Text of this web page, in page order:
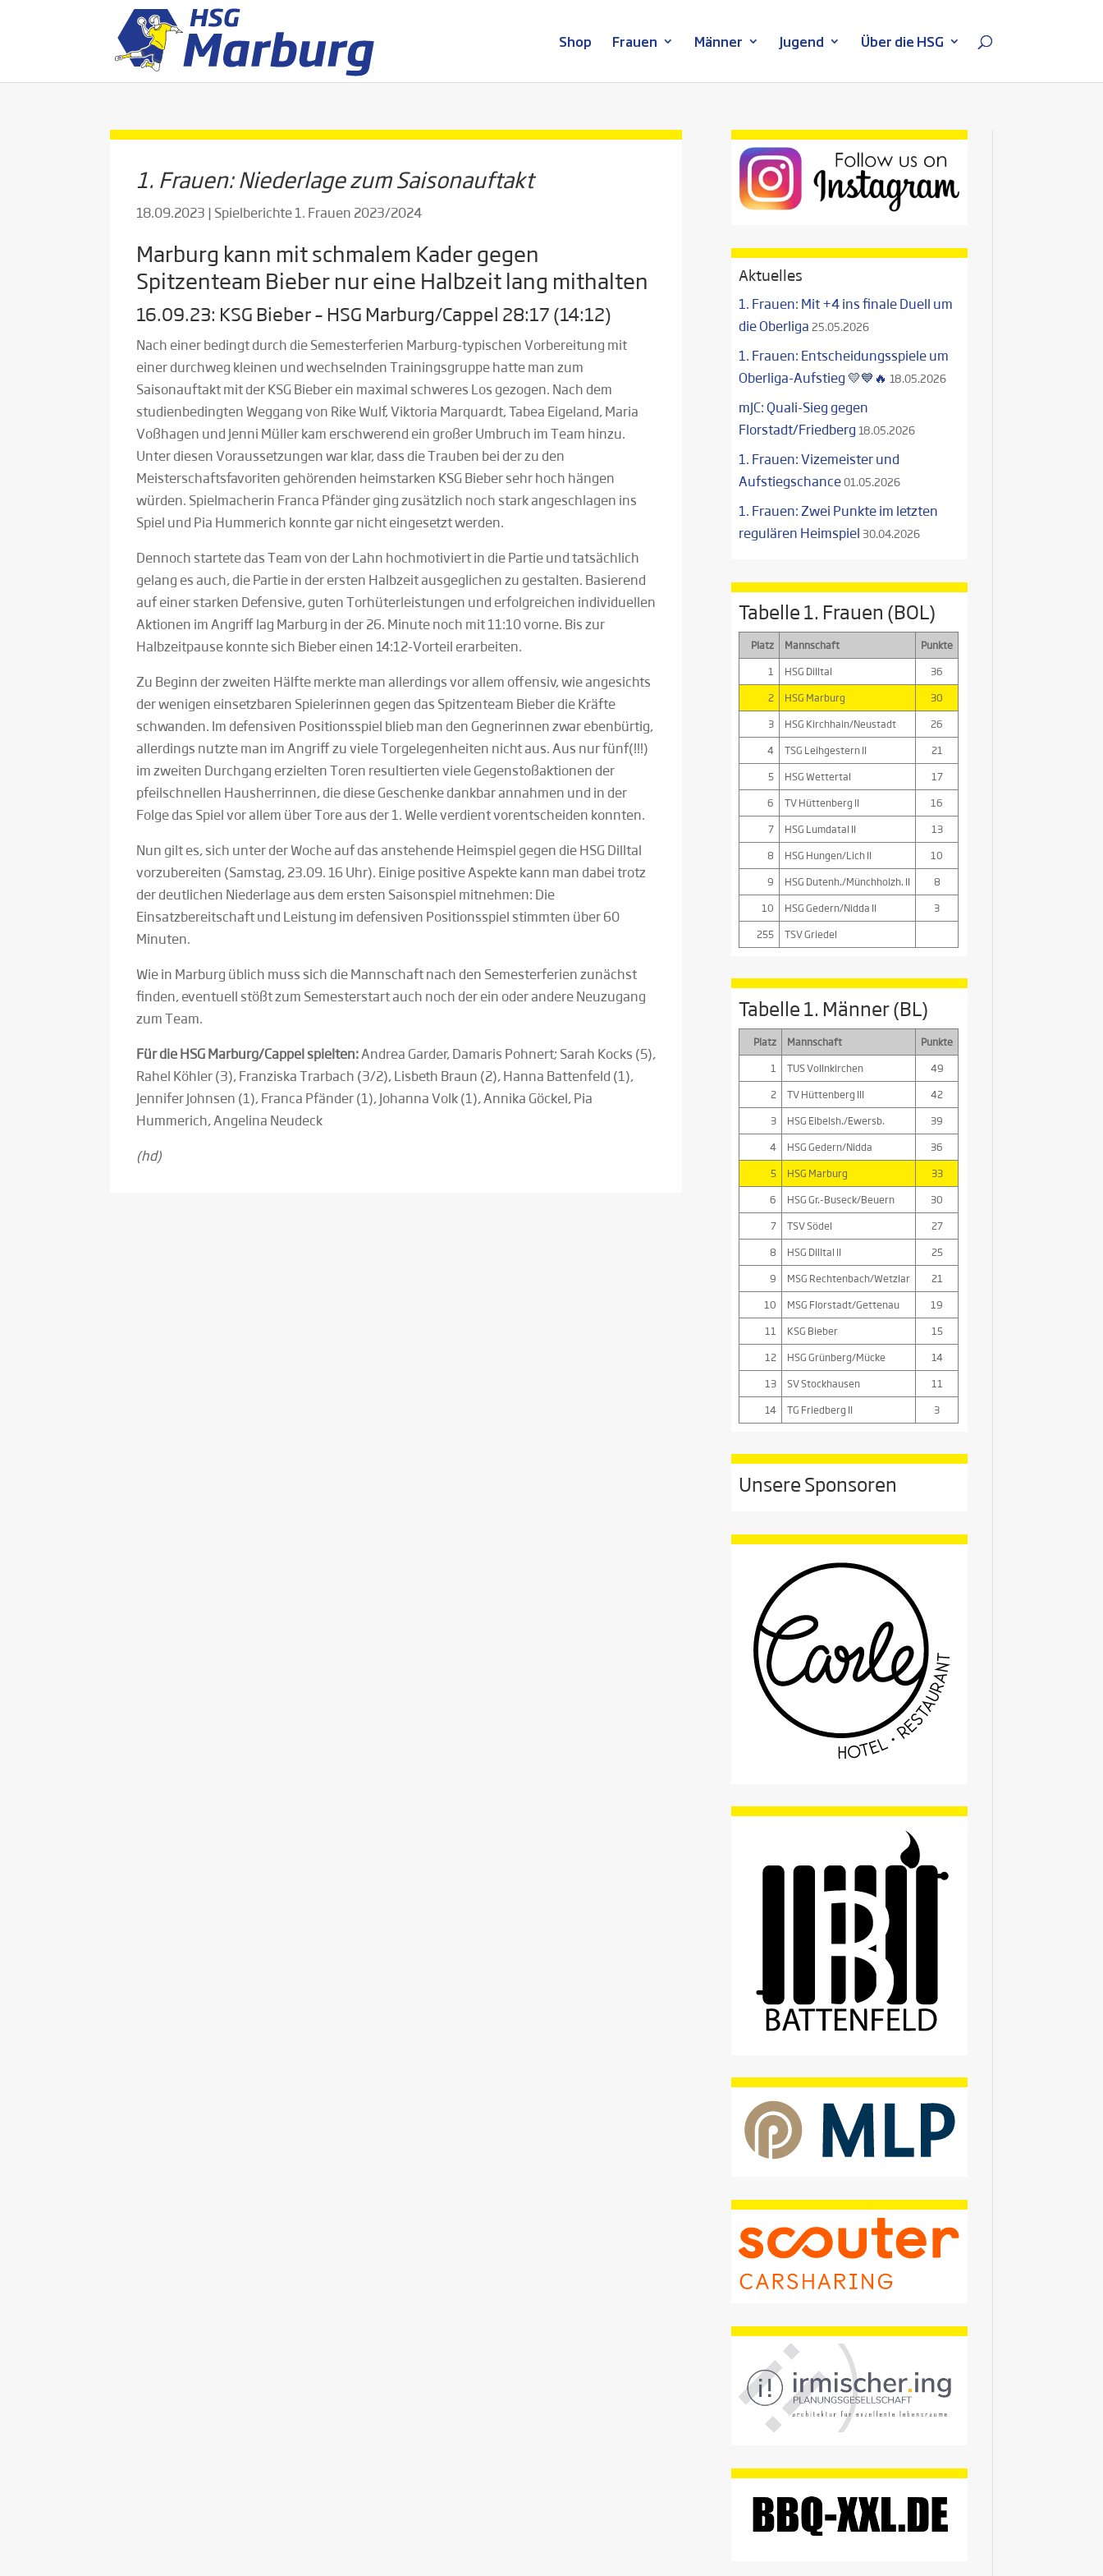
Shop Frauen Männer Jugend Über die HSG
1. Frauen: Niederlage zum Saisonauftakt
18.09.2023 | Spielberichte 1. Frauen 2023/2024
Marburg kann mit schmalem Kader gegen
Spitzenteam Bieber nur eine Halbzeit lang mithalten
16.09.23: KSG Bieber – HSG Marburg/Cappel 28:17 (14:12)
Nach einer bedingt durch die Semesterferien Marburg-typischen Vorbereitung mit
einer durchweg kleinen und wechselnden Trainingsgruppe hatte man zum
Saisonauftakt mit der KSG Bieber ein maximal schweres Los gezogen. Nach dem
studienbedingten Weggang von Rike Wulf, Viktoria Marquardt, Tabea Eigeland, Maria
Voßhagen und Jenni Müller kam erschwerend ein großer Umbruch im Team hinzu.
Unter diesen Voraussetzungen war klar, dass die Trauben bei der zu den
Meisterschaftsfavoriten gehörenden heimstarken KSG Bieber sehr hoch hängen
würden. Spielmacherin Franca Pfänder ging zusätzlich noch stark angeschlagen ins
Spiel und Pia Hummerich konnte gar nicht eingesetzt werden.
Dennoch startete das Team von der Lahn hochmotiviert in die Partie und tatsächlich
gelang es auch, die Partie in der ersten Halbzeit ausgeglichen zu gestalten. Basierend
auf einer starken Defensive, guten Torhüterleistungen und erfolgreichen individuellen
Aktionen im Angriff lag Marburg in der 26. Minute noch mit 11:10 vorne. Bis zur
Halbzeitpause konnte sich Bieber einen 14:12-Vorteil erarbeiten.
Zu Beginn der zweiten Hälfte merkte man allerdings vor allem offensiv, wie angesichts
der wenigen einsetzbaren Spielerinnen gegen das Spitzenteam Bieber die Kräfte
schwanden. Im defensiven Positionsspiel blieb man den Gegnerinnen zwar ebenbürtig,
allerdings nutzte man im Angriff zu viele Torgelegenheiten nicht aus. Aus nur fünf(!!!)
im zweiten Durchgang erzielten Toren resultierten viele Gegenstoßaktionen der
pfeilschnellen Hausherrinnen, die diese Geschenke dankbar annahmen und in der
Folge das Spiel vor allem über Tore aus der 1. Welle verdient vorentscheiden konnten.
Nun gilt es, sich unter der Woche auf das anstehende Heimspiel gegen die HSG Dilltal
vorzubereiten (Samstag, 23.09. 16 Uhr). Einige positive Aspekte kann man dabei trotz
der deutlichen Niederlage aus dem ersten Saisonspiel mitnehmen: Die
Einsatzbereitschaft und Leistung im defensiven Positionsspiel stimmten über 60
Minuten.
Wie in Marburg üblich muss sich die Mannschaft nach den Semesterferien zunächst
finden, eventuell stößt zum Semesterstart auch noch der ein oder andere Neuzugang
zum Team.
Für die HSG Marburg/Cappel spielten:Andrea Garder, Damaris Pohnert; Sarah Kocks (5),
Rahel Köhler (3), Franziska Trarbach (3/2), Lisbeth Braun (2), Hanna Battenfeld (1),
Jennifer Johnsen (1), Franca Pfänder (1), Johanna Volk (1), Annika Göckel, Pia
Hummerich, Angelina Neudeck
(hd)
Aktuelles
1. Frauen: Mit +4 ins finale Duell um
die Oberliga 25.05.2026
1. Frauen: Entscheidungsspiele um
Oberliga-Aufstieg 💛💙🔥 18.05.2026
mJC: Quali-Sieg gegen
Florstadt/Friedberg 18.05.2026
1. Frauen: Vizemeister und
Aufstiegschance01.05.2026
1. Frauen: Zwei Punkte im letzten
regulären Heimspiel 30.04.2026
Tabelle 1. Frauen (BOL)
Platz Mannschaft
Punkte
1
HSG Dilltal
36
2
HSG Marburg
30
3
HSG Kirchhain/Neustadt
26
4
TSG Leihgestern II
21
5
HSG Wettertal
17
6
TV Hüttenberg II
16
7
HSG Lumdatal II
13
8
HSG Hungen/Lich II
10
9
HSG Dutenh./Münchholzh. II
8
10
HSG Gedern/Nidda II
3
255
TSV Griedel
Tabelle 1. Männer (BL)
Platz Mannschaft
Punkte
1
TUS Vollnkirchen
49
2
TV Hüttenberg III
42
3
HSG Eibelsh./Ewersb.
39
4
HSG Gedern/Nidda
36
5
HSG Marburg
33
6
HSG Gr.-Buseck/Beuern
30
7
TSV Södel
27
8
HSG Dilltal II
25
9
MSG Rechtenbach/Wetzlar
21
10
MSG Florstadt/Gettenau
19
11
KSG Bieber
15
12
HSG Grünberg/Mücke
14
13
SV Stockhausen
11
14
TG Friedberg II 3
Unsere Sponsoren